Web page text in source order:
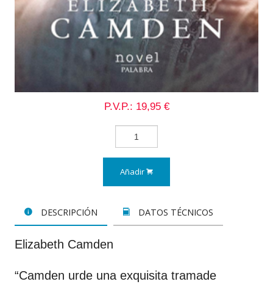
P.V.P.: 19,95 €
Añadir
DESCRIPCIÓN DATOS TÉCNICOS
Elizabeth Camden
“Camden urde una exquisita tramade